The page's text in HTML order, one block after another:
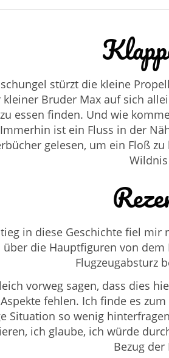
stürzt die kleine
Bruder Max auf sich
essen finden. Und wie
ist ein Fluss in der
gelesen, um ein Floß
in diese Geschichte fiel
über die Hauptfiguren von
Flugzeugabsturz
vorweg sagen, dass dies
fehlen. Ich finde es
Situation so wenig
ich glaube, ich würde
Bezug der